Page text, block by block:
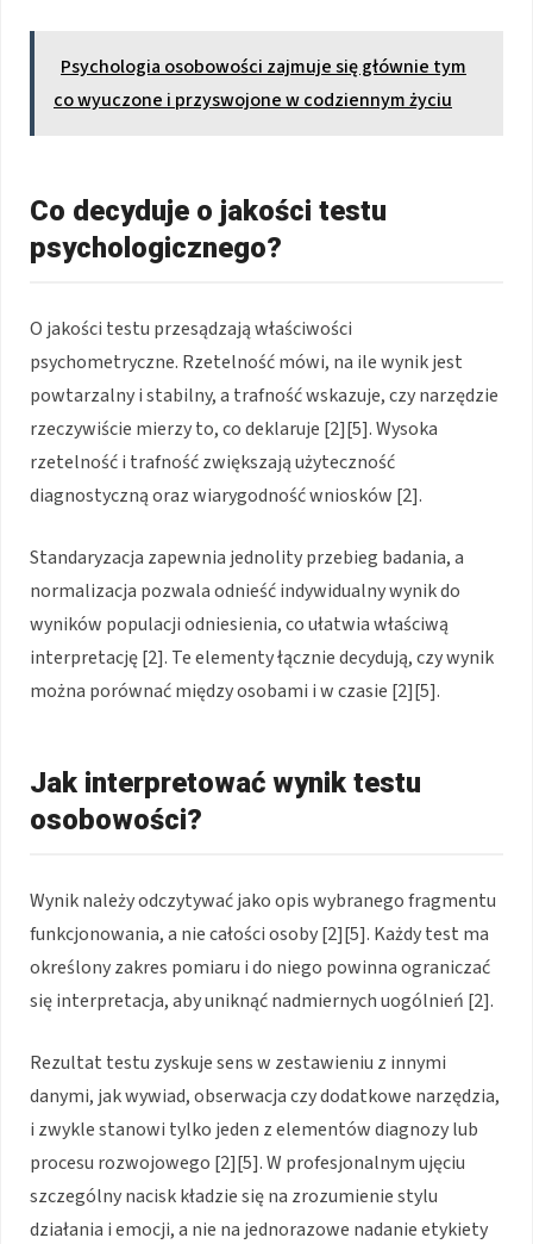
Psychologia osobowości zajmuje się głównie tym
co wyuczone i przyswojone w codziennym życiu
Co decyduje o jakości testu
psychologicznego?
O jakości testu przesądzają właściwości
psychometryczne. Rzetelność mówi, na ile wynik jest
powtarzalny i stabilny, a trafność wskazuje, czy narzędzie
rzeczywiście mierzy to, co deklaruje [2][5]. Wysoka
rzetelność i trafność zwiększają użyteczność
diagnostyczną oraz wiarygodność wniosków [2].
Standaryzacja zapewnia jednolity przebieg badania, a
normalizacja pozwala odnieść indywidualny wynik do
wyników populacji odniesienia, co ułatwia właściwą
interpretację [2]. Te elementy łącznie decydują, czy wynik
można porównać między osobami i w czasie [2][5].
Jak interpretować wynik testu
osobowości?
Wynik należy odczytywać jako opis wybranego fragmentu
funkcjonowania, a nie całości osoby [2][5]. Każdy test ma
określony zakres pomiaru i do niego powinna ograniczać
się interpretacja, aby uniknąć nadmiernych uogólnień [2].
Rezultat testu zyskuje sens w zestawieniu z innymi
danymi, jak wywiad, obserwacja czy dodatkowe narzędzia,
i zwykle stanowi tylko jeden z elementów diagnozy lub
procesu rozwojowego [2][5]. W profesjonalnym ujęciu
szczególny nacisk kładzie się na zrozumienie stylu
działania i emocji, a nie na jednorazowe nadanie etykiety